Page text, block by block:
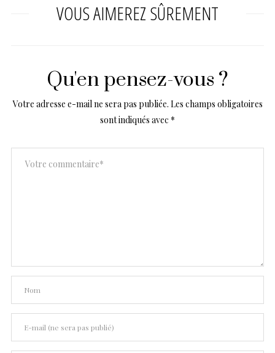
VOUS AIMEREZ SÛREMENT
Qu'en pensez-vous ?
Votre adresse e-mail ne sera pas publiée. Les champs obligatoires
sont indiqués avec *